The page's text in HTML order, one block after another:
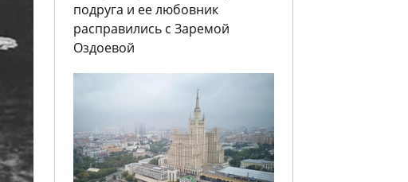
подруга и ее любовник
расправились с Заремой
Оздоевой